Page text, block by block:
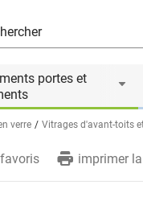
portes et
verre Vitrages d'avant-toits
imprimer